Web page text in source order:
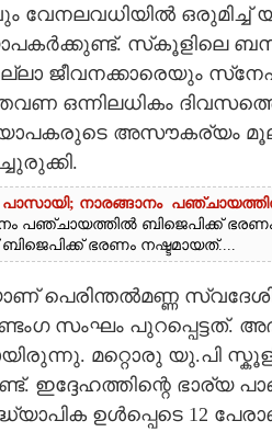
വേനലവധിയിൽ ഒരുമിച്ച്
സ്‌കൂളിലെ
ജീവനക്കാരെയും
ഒന്നിലധികം
അസൗകര്യം
നാരങ്ങാനം
പഞ്ചായത്തിൽ ബിജെപിക്ക്
ഭരണം നഷ്ടമായത്....
പെരിന്തൽമണ്ണ
സംഘം
മറ്റൊരു യു.പി
ഇദ്ദേഹത്തിന്റെ ഭാര്യ
ഉൾപ്പെടെ 12